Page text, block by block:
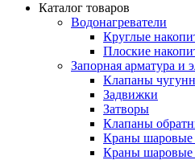
Каталог товаров
Водонагреватели
Круглые
Плоские
Запорная арматура и
Клапаны
Задвижки
Затворы
Клапаны
Краны шаровые
Краны шаровые